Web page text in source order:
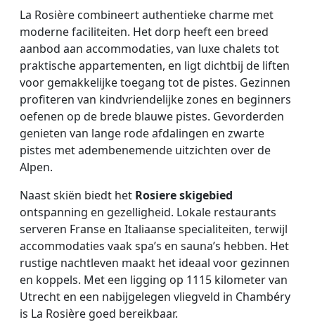
La Rosière combineert authentieke charme met
moderne faciliteiten. Het dorp heeft een breed
aanbod aan accommodaties, van luxe chalets tot
praktische appartementen, en ligt dichtbij de liften
voor gemakkelijke toegang tot de pistes. Gezinnen
profiteren van kindvriendelijke zones en beginners
oefenen op de brede blauwe pistes. Gevorderden
genieten van lange rode afdalingen en zwarte
pistes met adembenemende uitzichten over de
Alpen.
Naast skiën biedt het Rosiere skigebied
ontspanning en gezelligheid. Lokale restaurants
serveren Franse en Italiaanse specialiteiten, terwijl
accommodaties vaak spa’s en sauna’s hebben. Het
rustige nachtleven maakt het ideaal voor gezinnen
en koppels. Met een ligging op 1115 kilometer van
Utrecht en een nabijgelegen vliegveld in Chambéry
is La Rosière goed bereikbaar.